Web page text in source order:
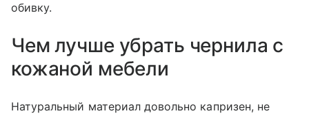
обивку.
Чем лучше убрать чернила с
кожаной мебели
Натуральный материал довольно капризен, не